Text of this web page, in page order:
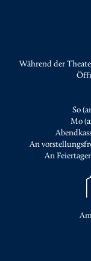
Während der
So
Mo
An
An